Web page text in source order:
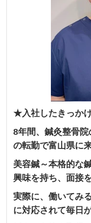
★入社したきっか
8年間、鍼灸整骨
の転勤で富山県に
美容鍼～本格的な
興味を持ち、面接
実際に、働いてみ
に対応されて毎日